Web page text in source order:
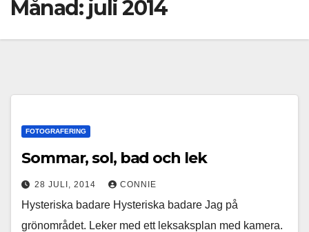
Månad: juli 2014
FOTOGRAFERING
Sommar, sol, bad och lek
28 JULI, 2014 CONNIE
Hysteriska badare Hysteriska badare Jag på
grönområdet. Leker med ett leksaksplan med kamera.